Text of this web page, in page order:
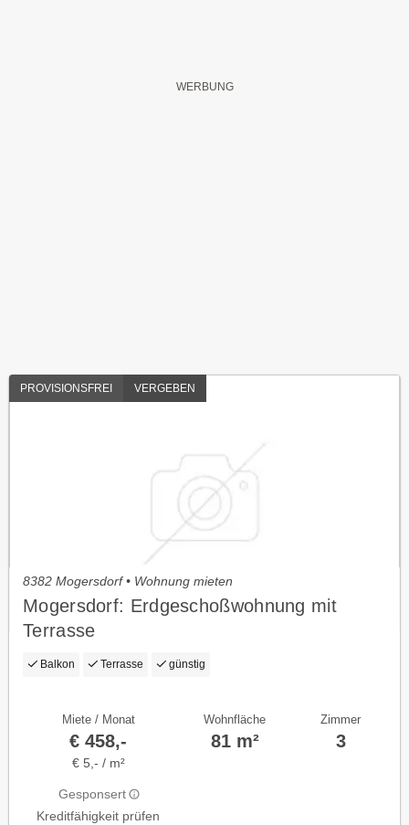
PROVISIONSFREI VERGEBEN
8382 Mogersdorf • Wohnung mieten
Mogersdorf: Erdgeschoßwohnung mit
Terrasse
Balkon Terrasse günstig
Miete / Monat
€ 458,-
€ 5,- / m²
Gesponsert
Kreditfähigkeit prüfen
Wohnfläche
81 m²
Zimmer
3